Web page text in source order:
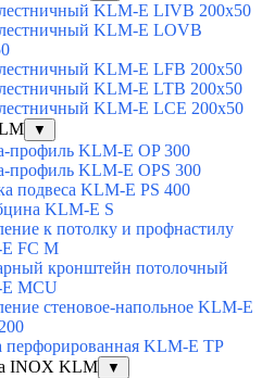
KLM-E LIVB 200x50
KLM-E LOVB
KLM-E LFB 200x50
KLM-E LTB 200x50
KLM-E LCE 200x50
▼
профиль KLM-E OP 300
профиль KLM-E OPS 300
подвеса KLM-E PS 400
KLM-E S
к потолку и профнастилу
FC M
кронштейн потолочный
MCU
стеновое-напольное KLM-E
перфорированная KLM-E TP
INOX KLM
▼